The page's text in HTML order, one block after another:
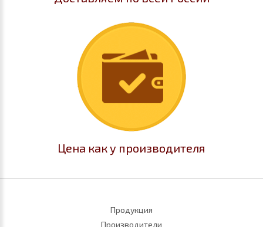
Цена как у производителя
Продукция
Производители